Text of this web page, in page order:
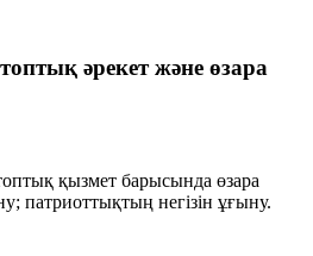
әрекет және өзара
қызмет барысында өзара
патриоттықтың негізін ұғыну.